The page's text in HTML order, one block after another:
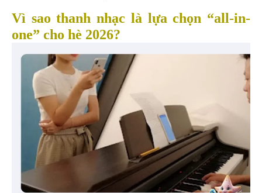
Vì sao thanh nhạc là lựa chọn “all-in-
one” cho hè 2026?